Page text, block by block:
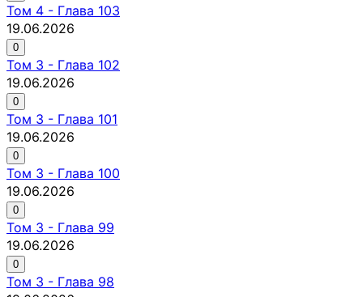
Том 4 - Глава 103
19.06.2026
0
Том 3 - Глава 102
19.06.2026
0
Том 3 - Глава 101
19.06.2026
0
Том 3 - Глава 100
19.06.2026
0
Том 3 - Глава 99
19.06.2026
0
Том 3 - Глава 98